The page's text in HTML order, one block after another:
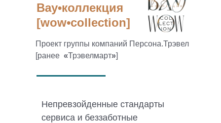
Вау•коллекция
[wow•collection]
Проект группы компаний Персона.Трэвел
[ранее «Трэвелмарт»]
Непревзойденные стандарты
сервиса и беззаботные